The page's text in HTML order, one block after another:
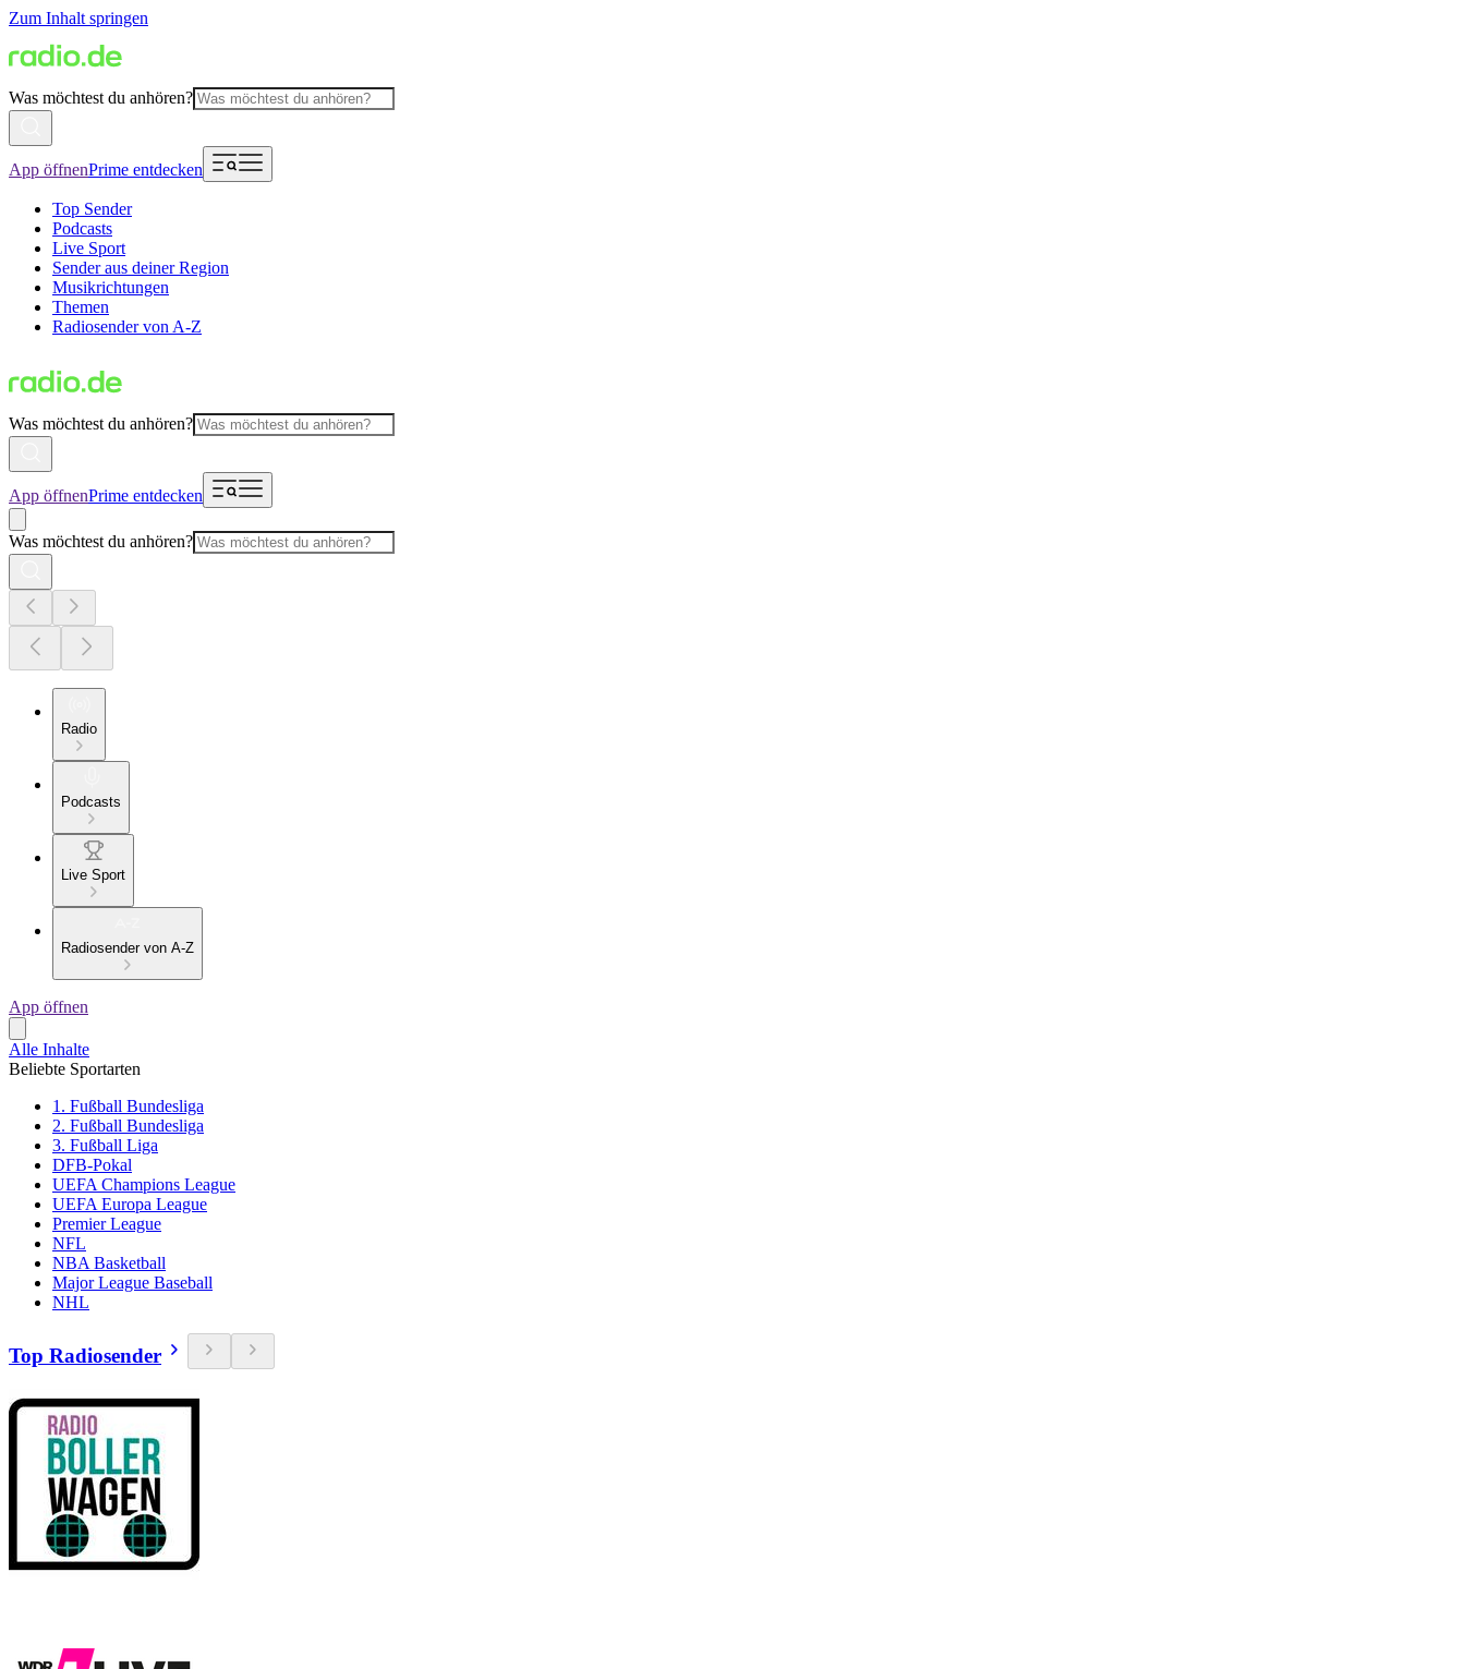
Zum Inhalt springen
Was möchtest du anhören?
App öffnenPrime entdecken
Top Sender
Podcasts
Live Sport
Sender aus deiner Region
Musikrichtungen
Themen
Radiosender von A-Z
Was möchtest du anhören?
App öffnenPrime entdecken
Was möchtest du anhören?
Radio
Podcasts
Live Sport
Radiosender von A-Z
App öffnen
Alle Inhalte
Beliebte Sportarten
1. Fußball Bundesliga
2. Fußball Bundesliga
3. Fußball Liga
DFB-Pokal
UEFA Champions League
UEFA Europa League
Premier League
NFL
NBA Basketball
Major League Baseball
NHL
Top Radiosender